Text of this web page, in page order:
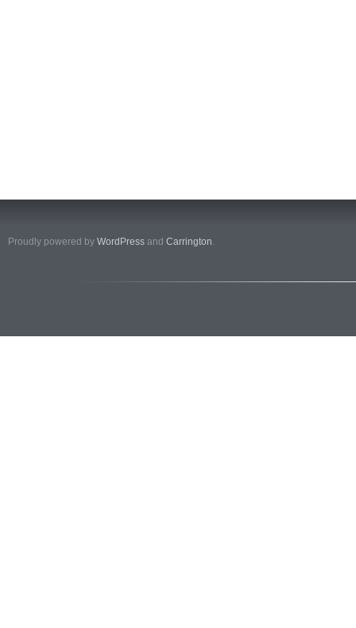
Proudly powered by WordPress and Carrington